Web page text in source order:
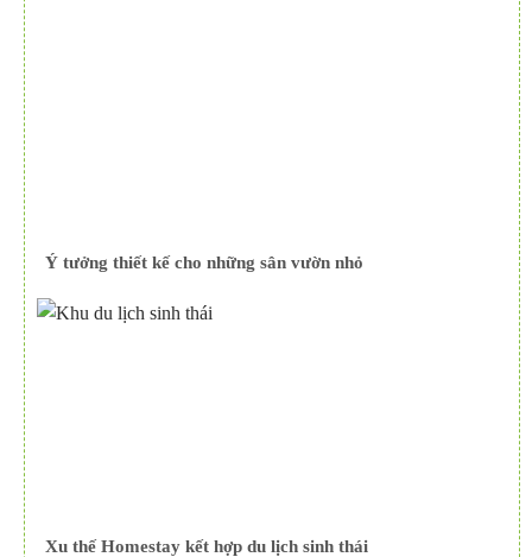
Ý tưởng thiết kế cho những sân vườn nhỏ
Xu thế Homestay kết hợp du lịch sinh thái